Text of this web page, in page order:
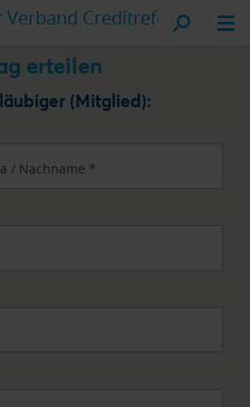
erteilen
(Mitglied):
/ Nachname *